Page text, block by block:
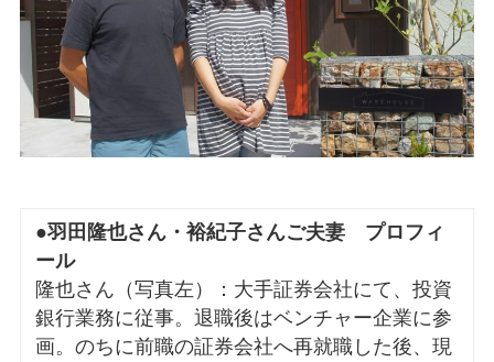
●羽田隆也さん・裕紀子さんご夫妻 プロフィ
ール
隆也さん（写真左）：大手証券会社にて、投資
銀行業務に従事。退職後はベンチャー企業に参
画。のちに前職の証券会社へ再就職した後、現